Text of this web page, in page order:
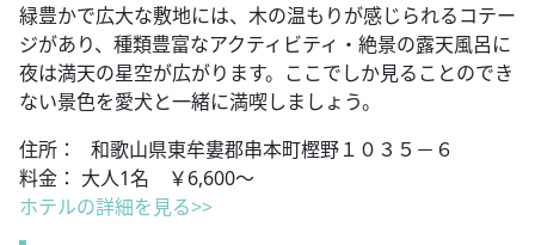
緑豊かで広大な敷地には、木の温もりが感じられるコテー
ジがあり、種類豊富なアクティビティ・絶景の露天風呂に
夜は満天の星空が広がります。ここでしか見ることのでき
ない景色を愛犬と一緒に満喫しましょう。
住所： 和歌山県東牟婁郡串本町樫野１０３５－６
料金： 大人1名 ￥6,600～
ホテルの詳細を見る>>